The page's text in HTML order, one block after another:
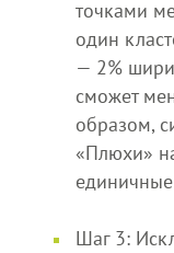
точками
один
— 2%
сможет
образом,
«Плюхи»
Шаг 3: